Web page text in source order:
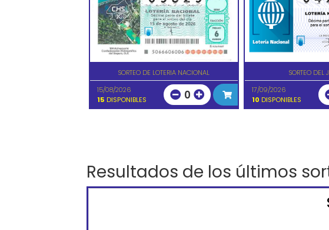
SORTEO DE LOTERIA NACIONAL
15/08/2026
15 DISPONIBLES 0
SORTEO DEL
17/09/2026
10 DISPONIBLES
Resultados de los últimos